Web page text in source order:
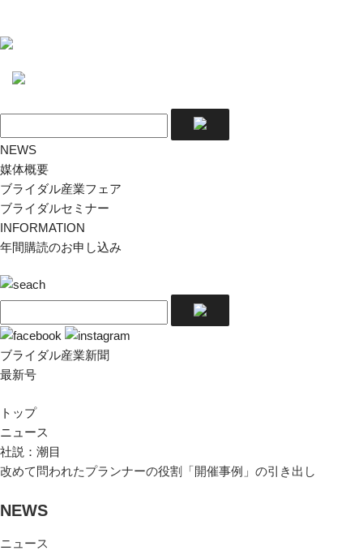
NEWS
媒体概要
ブライダル産業フェア
ブライダルセミナー
INFORMATION
年間購読のお申し込み
ブライダル産業新聞
最新号
トップ
ニュース
社説：潮目
改めて問われたプランナーの役割「開催事例」の引き出し
NEWS
ニュース